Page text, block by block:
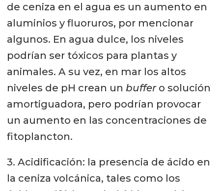
de ceniza en el agua es un aumento en
aluminios y fluoruros, por mencionar
algunos. En agua dulce, los niveles
podrían ser tóxicos para plantas y
animales. A su vez, en mar los altos
niveles de pH crean un buffero solución
amortiguadora, pero podrían provocar
un aumento en las concentraciones de
fitoplancton.
3. Acidificación: la presencia de ácido en
la ceniza volcánica, tales como los